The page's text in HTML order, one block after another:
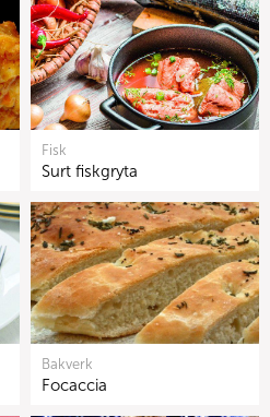
Fisk
Surt fiskgryta
Bakverk
Focaccia